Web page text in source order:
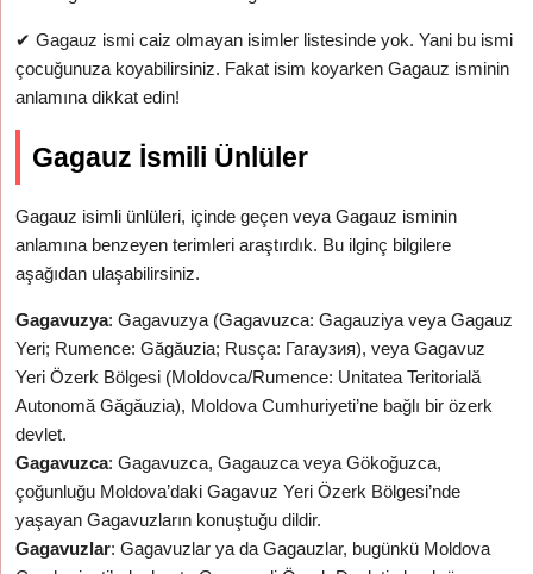
✔ Gagauz ismi caiz olmayan isimler listesinde yok. Yani bu ismi
çocuğunuza koyabilirsiniz. Fakat isim koyarken Gagauz isminin
anlamına dikkat edin!
Gagauz İsmili Ünlüler
Gagauz isimli ünlüleri, içinde geçen veya Gagauz isminin
anlamına benzeyen terimleri araştırdık. Bu ilginç bilgilere
aşağıdan ulaşabilirsiniz.
Gagavuzya: Gagavuzya (Gagavuzca: Gagauziya veya Gagauz
Yeri; Rumence: Găgăuzia; Rusça: Гагаузия), veya Gagavuz
Yeri Özerk Bölgesi (Moldovca/Rumence: Unitatea Teritorială
Autonomă Găgăuzia), Moldova Cumhuriyeti’ne bağlı bir özerk
devlet.
Gagavuzca: Gagavuzca, Gagauzca veya Gökoğuzca,
çoğunluğu Moldova’daki Gagavuz Yeri Özerk Bölgesi’nde
yaşayan Gagavuzların konuştuğu dildir.
Gagavuzlar: Gagavuzlar ya da Gagauzlar, bugünkü Moldova